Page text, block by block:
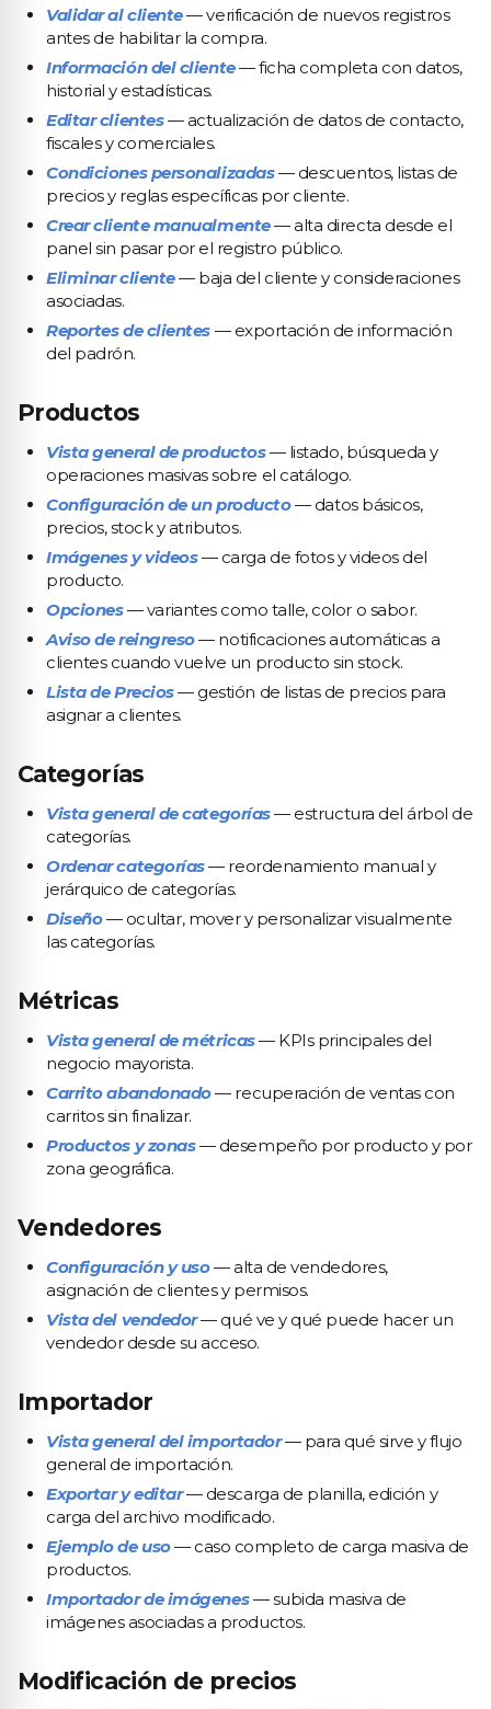
Validar al cliente— verificación de nuevos registros
antes de habilitar la compra.
Información del cliente— ficha completa con datos,
historial y estadísticas.
Editar clientes— actualización de datos de contacto,
fiscales y comerciales.
Condiciones personalizadas— descuentos, listas de
precios y reglas específicas por cliente.
Crear cliente manualmente— alta directa desde el
panel sin pasar por el registro público.
Eliminar cliente— baja del cliente y consideraciones
asociadas.
Reportes de clientes — exportación de información
del padrón.
Productos
Vista general de productos— listado, búsqueda y
operaciones masivas sobre el catálogo.
Configuración de un producto— datos básicos,
precios, stock y atributos.
Imágenes y videos— carga de fotos y videos del
producto.
Opciones— variantes como talle, color o sabor.
Aviso de reingreso— notificaciones automáticas a
clientes cuando vuelve un producto sin stock.
Lista de Precios— gestión de listas de precios para
asignar a clientes.
Categorías
Vista general de categorías— estructura del árbol de
categorías.
Ordenar categorías— reordenamiento manual y
jerárquico de categorías.
Diseño— ocultar, mover y personalizar visualmente
las categorías.
Métricas
Vista general de métricas— KPIs principales del
negocio mayorista.
Carrito abandonado— recuperación de ventas con
carritos sin finalizar.
Productos y zonas— desempeño por producto y por
zona geográfica.
Vendedores
Configuración y uso— alta de vendedores,
asignación de clientes y permisos.
Vista del vendedor— qué ve y qué puede hacer un
vendedor desde su acceso.
Importador
Vista general del importador— para qué sirve y flujo
general de importación.
Exportar y editar— descarga de planilla, edición y
carga del archivo modificado.
Ejemplo de uso— caso completo de carga masiva de
productos.
Importador de imágenes— subida masiva de
imágenes asociadas a productos.
Modificación de precios